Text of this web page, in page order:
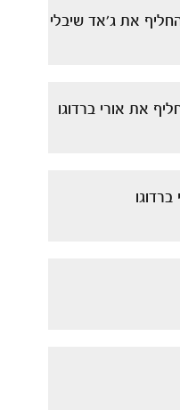
החליף את ג׳אד שיבלי
את אורי ברדוגו